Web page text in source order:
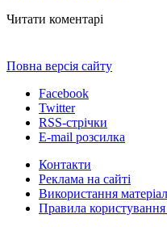
Читати коментарі
Повна версія сайту
Facebook
Twitter
RSS-стрічки
E-mail розсилка
Контакти
Реклама на сайті
Використання
Правила